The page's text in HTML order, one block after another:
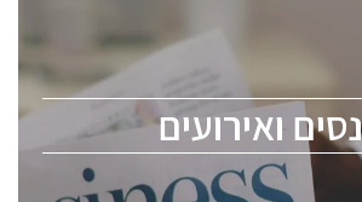
ואירועים
הסמיקונדקטור כולל מהנדסים,
ChipEx2026 will be held on May
conference is intended for